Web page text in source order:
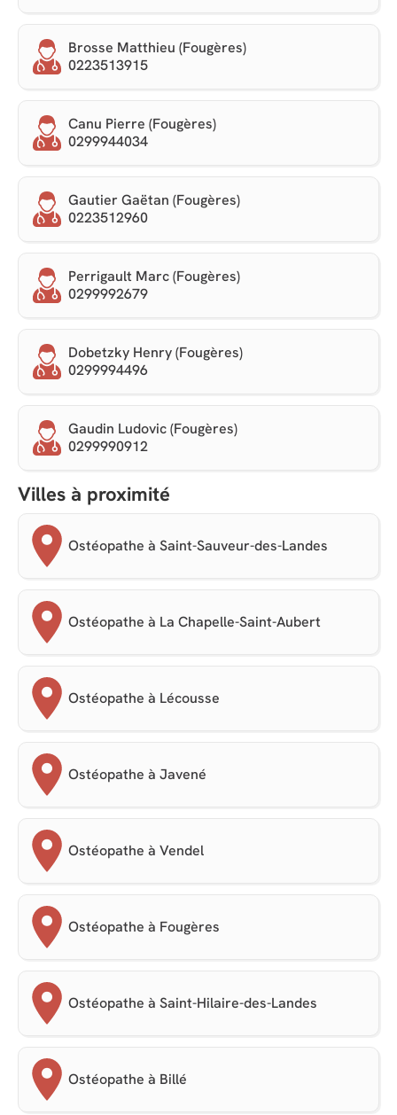
Brosse Matthieu (Fougères)
0223513915
Canu Pierre (Fougères)
0299944034
Gautier Gaëtan (Fougères)
0223512960
Perrigault Marc (Fougères)
0299992679
Dobetzky Henry (Fougères)
0299994496
Gaudin Ludovic (Fougères)
0299990912
Villes à proximité
Ostéopathe à Saint-Sauveur-des-Landes
Ostéopathe à La Chapelle-Saint-Aubert
Ostéopathe à Lécousse
Ostéopathe à Javené
Ostéopathe à Vendel
Ostéopathe à Fougères
Ostéopathe à Saint-Hilaire-des-Landes
Ostéopathe à Billé